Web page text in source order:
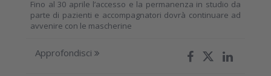
Fino al 30 aprile l’accesso e la permanenza in studio da
parte di pazienti e accompagnatori dovrà continuare ad
avvenire con le mascherine
Approfondisci